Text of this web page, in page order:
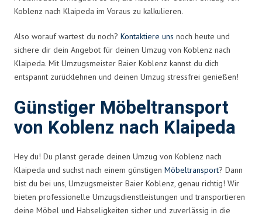
Koblenz nach Klaipeda im Voraus zu kalkulieren.
Also worauf wartest du noch? Kontaktiere uns noch heute und
sichere dir dein Angebot für deinen Umzug von Koblenz nach
Klaipeda. Mit Umzugsmeister Baier Koblenz kannst du dich
entspannt zurücklehnen und deinen Umzug stressfrei genießen!
Günstiger Möbeltransport
von Koblenz nach Klaipeda
Hey du! Du planst gerade deinen Umzug von Koblenz nach
Klaipeda und suchst nach einem günstigen Möbeltransport? Dann
bist du bei uns, Umzugsmeister Baier Koblenz, genau richtig! Wir
bieten professionelle Umzugsdienstleistungen und transportieren
deine Möbel und Habseligkeiten sicher und zuverlässig in die